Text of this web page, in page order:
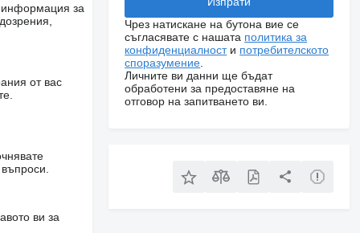
информация за
от вас
ви за
Чрез натискане на бутона вие се
съгласявате с нашата политика за
конфиденциалности потребителското
споразумение
Личните ви данни ще бъдат
обработени за предоставяне на
отговор на запитването ви.